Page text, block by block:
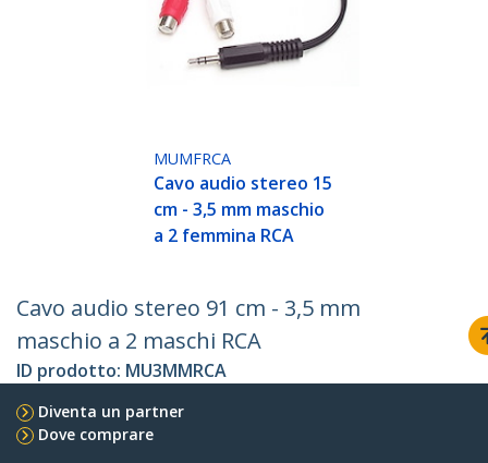
MUMFRCA
Cavo audio stereo 15
cm - 3,5 mm maschio
a 2 femmina RCA
Cavo audio stereo 91 cm - 3,5 mm
maschio a 2 maschi RCA
ID prodotto: MU3MMRCA
Diventa un partner
Dove comprare